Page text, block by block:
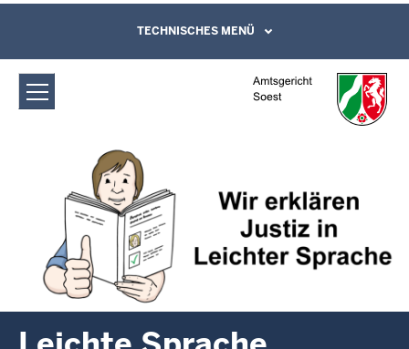
Amtsgericht Soest: Leichte Sprache
Direkt zum Inhalt
Leichte Sprache, Gebärdensprachenvideo
und Kontaktformular
TECHNISCHES MENÜ